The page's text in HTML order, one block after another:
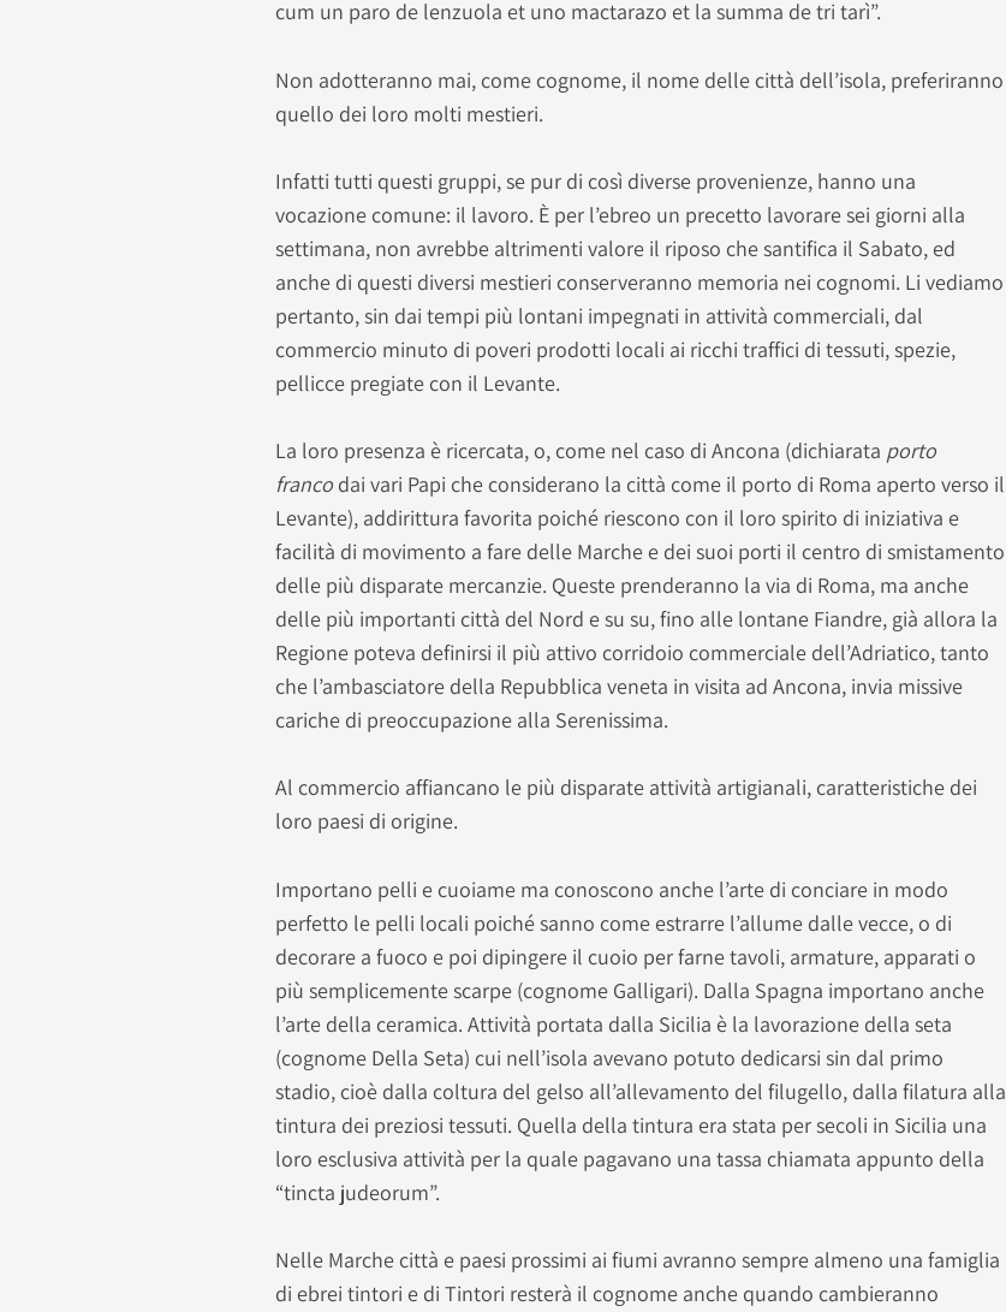
cum un paro de lenzuola et uno mactarazo et la summa de tri tarì”.
Non adotteranno mai, come cognome, il nome delle città dell’isola, preferiranno
quello dei loro molti mestieri.
Infatti tutti questi gruppi, se pur di così diverse provenienze, hanno una
vocazione comune: il lavoro. È per l’ebreo un precetto lavorare sei giorni alla
settimana, non avrebbe altrimenti valore il riposo che santifica il Sabato, ed
anche di questi diversi mestieri conserveranno memoria nei cognomi. Li vediamo
pertanto, sin dai tempi più lontani impegnati in attività commerciali, dal
commercio minuto di poveri prodotti locali ai ricchi traffici di tessuti, spezie,
pellicce pregiate con il Levante.
La loro presenza è ricercata, o, come nel caso di Ancona (dichiarata porto
franco dai vari Papi che considerano la città come il porto di Roma aperto verso il
Levante), addirittura favorita poiché riescono con il loro spirito di iniziativa e
facilità di movimento a fare delle Marche e dei suoi porti il centro di smistamento
delle più disparate mercanzie. Queste prenderanno la via di Roma, ma anche
delle più importanti città del Nord e su su, fino alle lontane Fiandre, già allora la
Regione poteva definirsi il più attivo corridoio commerciale dell’Adriatico, tanto
che l’ambasciatore della Repubblica veneta in visita ad Ancona, invia missive
cariche di preoccupazione alla Serenissima.
Al commercio affiancano le più disparate attività artigianali, caratteristiche dei
loro paesi di origine.
Importano pelli e cuoiame ma conoscono anche l’arte di conciare in modo
perfetto le pelli locali poiché sanno come estrarre l’allume dalle vecce, o di
decorare a fuoco e poi dipingere il cuoio per farne tavoli, armature, apparati o
più semplicemente scarpe (cognome Galligari). Dalla Spagna importano anche
l’arte della ceramica. Attività portata dalla Sicilia è la lavorazione della seta
(cognome Della Seta) cui nell’isola avevano potuto dedicarsi sin dal primo
stadio, cioè dalla coltura del gelso all’allevamento del filugello, dalla filatura alla
tintura dei preziosi tessuti. Quella della tintura era stata per secoli in Sicilia una
loro esclusiva attività per la quale pagavano una tassa chiamata appunto della
“tincta judeorum”.
Nelle Marche città e paesi prossimi ai fiumi avranno sempre almeno una famiglia
di ebrei tintori e di Tintori resterà il cognome anche quando cambieranno